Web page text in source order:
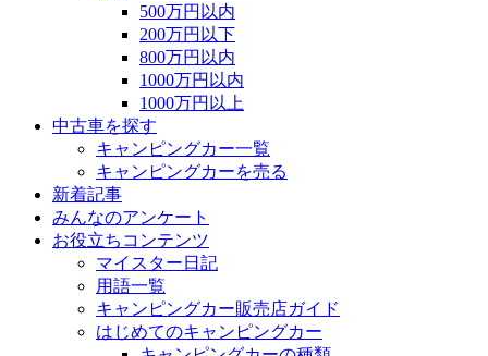
500万円以内
200万円以下
800万円以内
1000万円以内
1000万円以上
中古車を探す
キャンピングカー一覧
キャンピングカーを売る
新着記事
みんなのアンケート
お役立ちコンテンツ
マイスター日記
用語一覧
キャンピングカー販売店ガイド
はじめてのキャンピングカー